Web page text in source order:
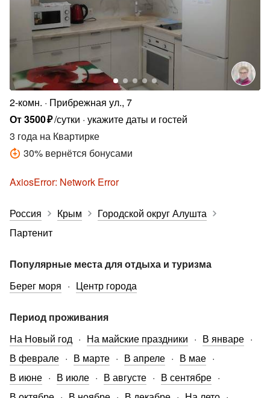
2-комн.
Прибрежная ул., 7
От3500₽/сутки укажите даты и гостей
3 года на Квартирке
30% вернётся бонусами
AxiosError: Network Error
Россия Крым
Городской округ Алушта
Партенит
Популярные места для отдыха и туризма
Берег моря
Центр города
Период проживания
На Новый год
На майские праздники
В январе
В феврале
В марте В апреле
В мае
В июне
В июле В августе
В сентябре